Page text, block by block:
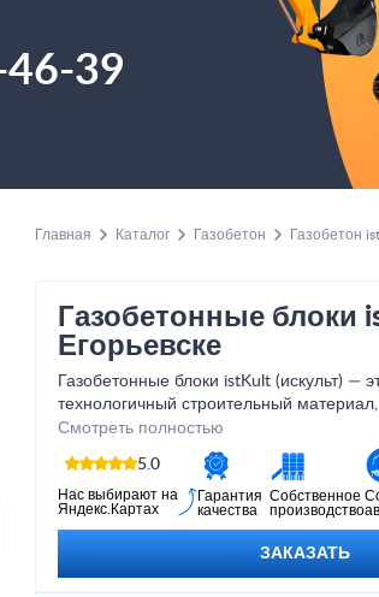
46-39
Главная Каталог Газобетон Газобетон
Газобетонные блоки
Егорьевске
Газобетонные блоки istKult (искульт) —
технологичный строительный
применяется в частном и коммерческом
бренда успешно используется при
коттеджей и хозяйственных построек в
стабильные характеристики и удобство
искультнадежным решением для
Смотреть полностью
5.0
Нас выбирают на
Яндекс.Картах
Гарантия
качества
Собственное
производство
ЗАКАЗАТЬ